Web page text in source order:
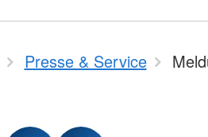
Presse & Service